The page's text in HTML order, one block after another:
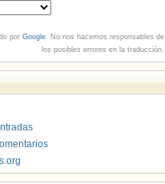
por Google. No nos hacemos responsables de
los posibles errores en la traducción.